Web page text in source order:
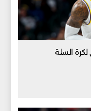
لكرة السلة